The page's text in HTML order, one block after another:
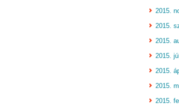
2015.
2015.
2015.
2015.
2015.
2015.
2015.